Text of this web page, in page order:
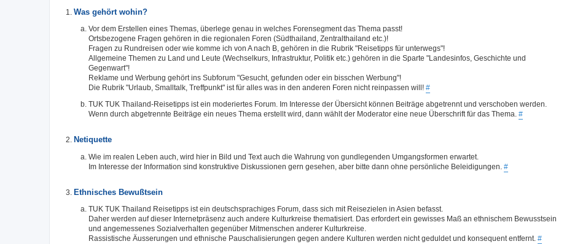
Was gehört wohin?
Vor dem Erstellen eines Themas, überlege genau in welches Forensegment das Thema passt!
Ortsbezogene Fragen gehören in die regionalen Foren (Südthailand, Zentralthailand etc.)!
Fragen zu Rundreisen oder wie komme ich von A nach B, gehören in die Rubrik "Reisetipps für unterwegs"!
Allgemeine Themen zu Land und Leute (Wechselkurs, Infrastruktur, Politik etc.) gehören in die Sparte "Landesinfos, Geschichte und
Gegenwart"!
Reklame und Werbung gehört ins Subforum "Gesucht, gefunden oder ein bisschen Werbung"!
Die Rubrik "Urlaub, Smalltalk, Treffpunkt" ist für alles was in den anderen Foren nicht reinpassen will! #
TUK TUK Thailand-Reisetipps ist ein moderiertes Forum. Im Interesse der Übersicht können Beiträge abgetrennt und verschoben werden.
Wenn durch abgetrennte Beiträge ein neues Thema erstellt wird, dann wählt der Moderator eine neue Überschrift für das Thema. #
Netiquette
Wie im realen Leben auch, wird hier in Bild und Text auch die Wahrung von gundlegenden Umgangsformen erwartet.
Im Interesse der Information sind konstruktive Diskussionen gern gesehen, aber bitte dann ohne persönliche Beleidigungen. #
Ethnisches Bewußtsein
TUK TUK Thailand Reisetipps ist ein deutschsprachiges Forum, dass sich mit Reisezielen in Asien befasst.
Daher werden auf dieser Internetpräsenz auch andere Kulturkreise thematisiert. Das erfordert ein gewisses Maß an ethnischem Bewusstsein
und angemessenes Sozialverhalten gegenüber Mitmenschen anderer Kulturkreise.
Rassistische Äusserungen und ethnische Pauschalisierungen gegen andere Kulturen werden nicht geduldet und konsequent entfernt. #